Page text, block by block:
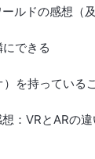
ルドの感想（
できる
を持っている
：VRとARの